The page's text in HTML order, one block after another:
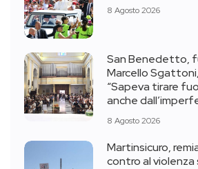
8 Agosto 2026
San Benedetto,
Marcello
“Sapeva tirare
anche
8 Agosto 2026
Martinsicuro,
contro al violenza